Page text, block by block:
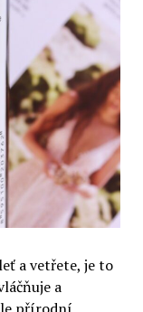
a vetřete, je to
a